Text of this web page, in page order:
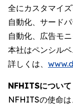
全にカスタマイ
自動化、サード
自動化、広告モ
本社はペンシル
詳しくは、
NFHITSについて
NFHITSの使命